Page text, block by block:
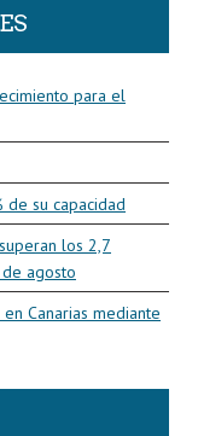
para el
de su capacidad
los 2,7
agosto
Canarias mediante